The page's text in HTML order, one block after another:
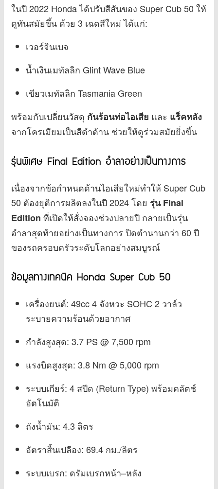
ในปี 2022 Honda ได้ปรับสีสันของ Super Cub 50 ให้
ดูทันสมัยขึ้น ด้วย 3 เฉดสีใหม่ ได้แก่:
เวอร์จินเบจ
น้ำเงินเมทัลลิก Glint Wave Blue
เขียวเมทัลลิก Tasmania Green
พร้อมกับเปลี่ยนวัสดุ กันร้อนท่อไอเสีย และ แร็คหลัง
จากโครเมียมเป็นสีดำด้าน ช่วยให้ดูร่วมสมัยยิ่งขึ้น
รุ่นพิเศษ Final Edition อำลาอย่างเป็นทางการ
เนื่องจากข้อกำหนดด้านไอเสียใหม่ทำให้ Super Cub
50 ต้องยุติการผลิตลงในปี 2024 โดย รุ่น Final
Edition ที่เปิดให้สั่งจองช่วงปลายปี กลายเป็นรุ่น
อำลาสุดท้ายอย่างเป็นทางการ ปิดตำนานกว่า 60 ปี
ของรถครอบครัวระดับโลกอย่างสมบูรณ์
ข้อมูลทางเทคนิค Honda Super Cub 50
เครื่องยนต์: 49cc 4 จังหวะ SOHC 2 วาล์ว
ระบายความร้อนด้วยอากาศ
กำลังสูงสุด: 3.7 PS @ 7,500 rpm
แรงบิดสูงสุด: 3.8 Nm @ 5,000 rpm
ระบบเกียร์: 4 สปีด (Return Type) พร้อมคลัตช์
อัตโนมัติ
ถังน้ำมัน: 4.3 ลิตร
อัตราสิ้นเปลือง: 69.4 กม./ลิตร
ระบบเบรก: ดรัมเบรกหน้า–หลัง